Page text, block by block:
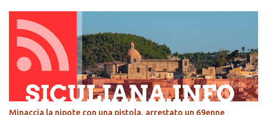
Minaccia la nipote con una pistola, arrestato un 69enne